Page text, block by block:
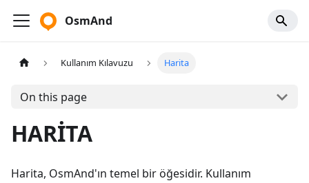
OsmAnd
Kullanım Kılavuzu Harita
On this page
HARİTA
Harita, OsmAnd'ın temel bir öğesidir. Kullanım